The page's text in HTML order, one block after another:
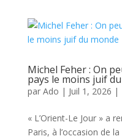
Michel Feher : On
pays le moins juif
par Ado | Juil 1, 2026 |
« L’Orient-Le Jour » a
Paris, à l’occasion de